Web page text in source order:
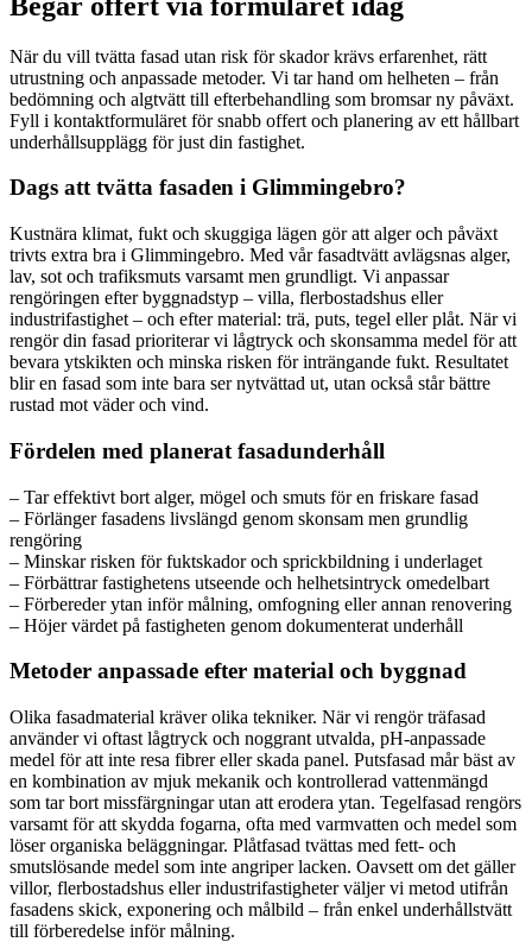
När du vill tvätta fasad utan risk för skador krävs erfarenhet, rätt
utrustning och anpassade metoder. Vi tar hand om helheten – från
bedömning och algtvätt till efterbehandling som bromsar ny påväxt.
Fyll i kontaktformuläret för snabb offert och planering av ett hållbart
underhållsupplägg för just din fastighet.
Dags att tvätta fasaden i Glimmingebro?
Kustnära klimat, fukt och skuggiga lägen gör att alger och påväxt
trivts extra bra i Glimmingebro. Med vår fasadtvätt avlägsnas alger,
lav, sot och trafiksmuts varsamt men grundligt. Vi anpassar
rengöringen efter byggnadstyp – villa, flerbostadshus eller
industrifastighet – och efter material: trä, puts, tegel eller plåt. När vi
rengör din fasad prioriterar vi lågtryck och skonsamma medel för att
bevara ytskikten och minska risken för inträngande fukt. Resultatet
blir en fasad som inte bara ser nytvättad ut, utan också står bättre
rustad mot väder och vind.
Fördelen med planerat fasadunderhåll
– Tar effektivt bort alger, mögel och smuts för en friskare fasad
– Förlänger fasadens livslängd genom skonsam men grundlig
rengöring
– Minskar risken för fuktskador och sprickbildning i underlaget
– Förbättrar fastighetens utseende och helhetsintryck omedelbart
– Förbereder ytan inför målning, omfogning eller annan renovering
– Höjer värdet på fastigheten genom dokumenterat underhåll
Metoder anpassade efter material och byggnad
Olika fasadmaterial kräver olika tekniker. När vi rengör träfasad
använder vi oftast lågtryck och noggrant utvalda, pH-anpassade
medel för att inte resa fibrer eller skada panel. Putsfasad mår bäst av
en kombination av mjuk mekanik och kontrollerad vattenmängd
som tar bort missfärgningar utan att erodera ytan. Tegelfasad rengörs
varsamt för att skydda fogarna, ofta med varmvatten och medel som
löser organiska beläggningar. Plåtfasad tvättas med fett- och
smutslösande medel som inte angriper lacken. Oavsett om det gäller
villor, flerbostadshus eller industrifastigheter väljer vi metod utifrån
fasadens skick, exponering och målbild – från enkel underhållstvätt
till förberedelse inför målning.